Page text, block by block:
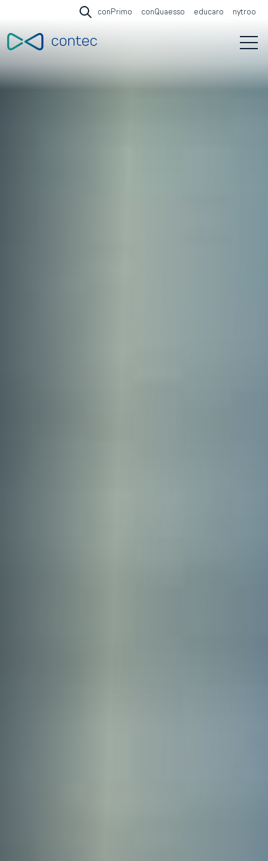
Open search
conPrimo conQuaesso educaro nytroo